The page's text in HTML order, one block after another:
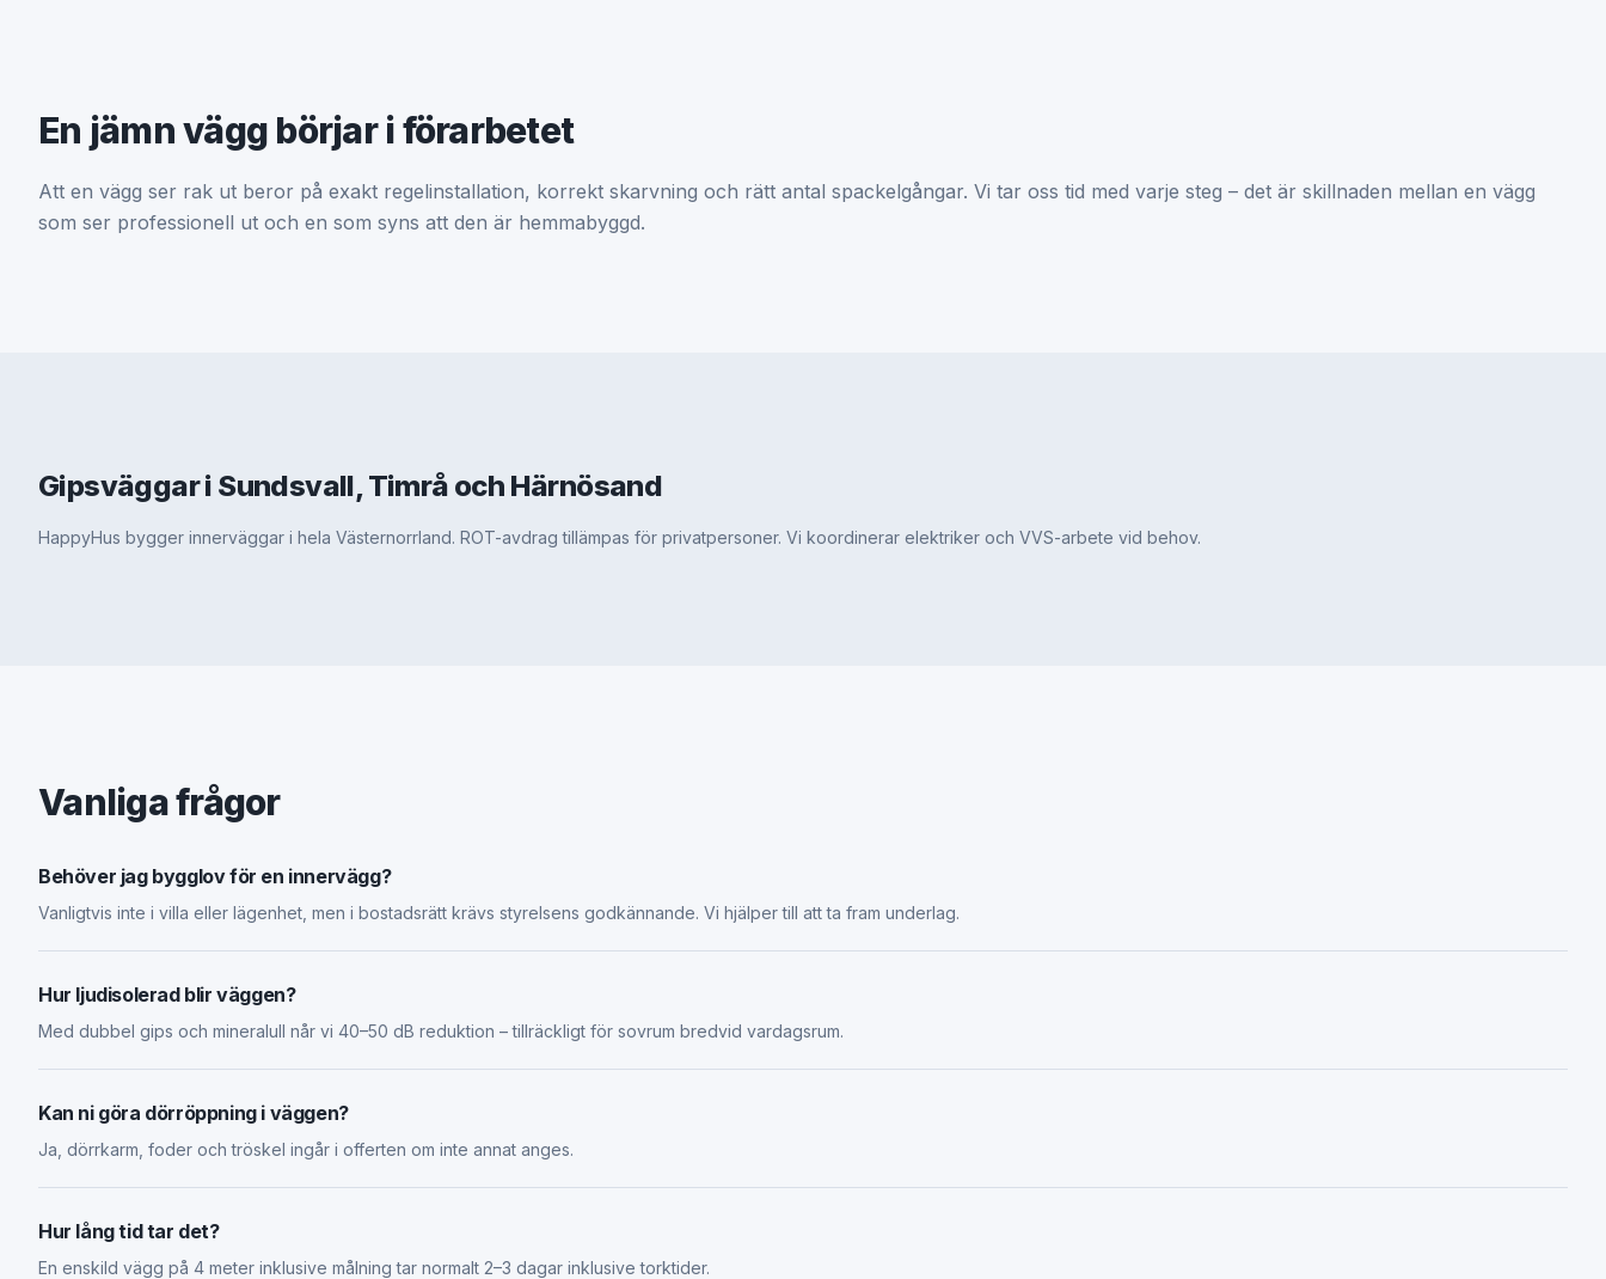
En jämn vägg börjar i förarbetet
Att en vägg ser rak ut beror på exakt regelinstallation, korrekt skarvning och rätt antal spackelgångar. Vi tar oss tid med varje steg – det är skillnaden mellan en vägg
som ser professionell ut och en som syns att den är hemmabyggd.
Gipsväggar i Sundsvall, Timrå och Härnösand
HappyHus bygger innerväggar i hela Västernorrland. ROT-avdrag tillämpas för privatpersoner. Vi koordinerar elektriker och VVS-arbete vid behov.
Vanliga frågor
Behöver jag bygglov för en innervägg?
Vanligtvis inte i villa eller lägenhet, men i bostadsrätt krävs styrelsens godkännande. Vi hjälper till att ta fram underlag.
Hur ljudisolerad blir väggen?
Med dubbel gips och mineralull når vi 40–50 dB reduktion – tillräckligt för sovrum bredvid vardagsrum.
Kan ni göra dörröppning i väggen?
Ja, dörrkarm, foder och tröskel ingår i offerten om inte annat anges.
Hur lång tid tar det?
En enskild vägg på 4 meter inklusive målning tar normalt 2–3 dagar inklusive torktider.